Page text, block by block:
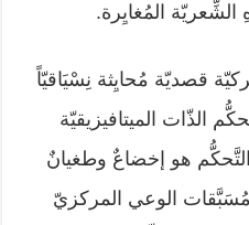
المُغايِرة.
قصديّة مُحايِثة نِسْيَاقيّاً
الذّات الميتافيزيقيّة
التَّحكُّم هو إخضاعٌ وطغيانٌ
الوعي المركزيّ